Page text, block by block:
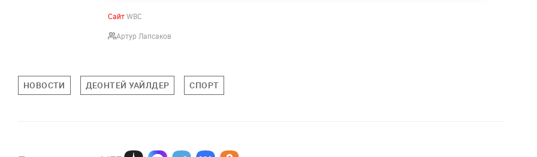
СайтWBC
Артур Лапсаков
НОВОСТИ ДЕОНТЕЙ УАЙЛДЕР СПОРТ